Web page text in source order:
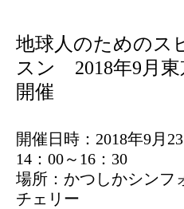
地球人のためのス
スン 2018年9月東
開催
開催日時：2018年9月
14：00～16：30
場所：かつしかシン
チェリー